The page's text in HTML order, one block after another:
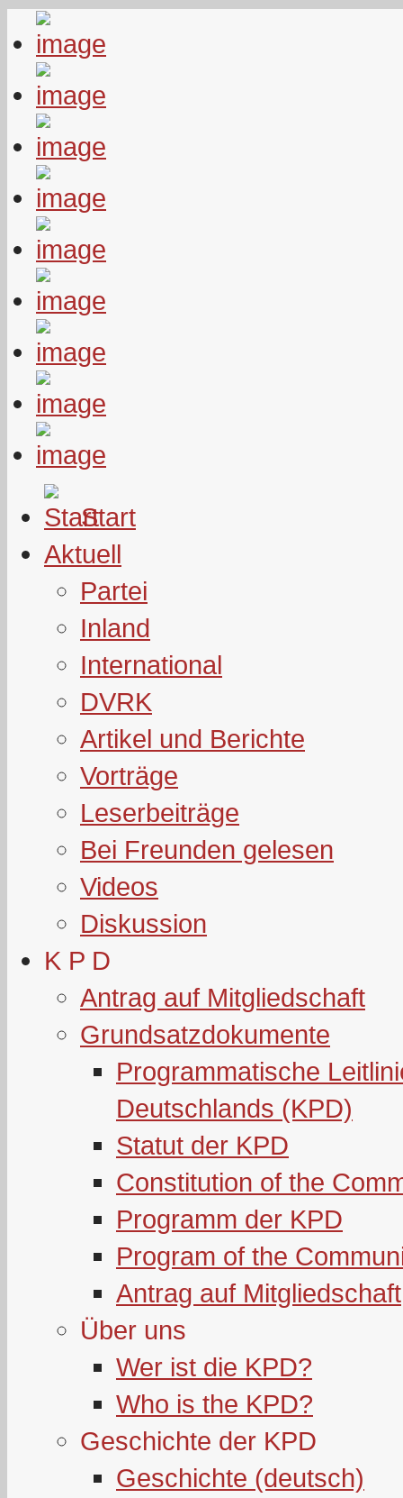
Start
Aktuell
Partei
Inland
International
DVRK
Artikel und Berichte
Vorträge
Leserbeiträge
Bei Freunden gelesen
Videos
Diskussion
K P D
Antrag auf Mitgliedschaft
Grundsatzdokumente
Programmatische
Deutschlands (KPD)
Statut der KPD
Constitution of the
Programm der KPD
Program of the
Antrag auf Mitgliedschaft
Über uns
Wer ist die KPD?
Who is the KPD?
Geschichte der KPD
Geschichte (deutsch)